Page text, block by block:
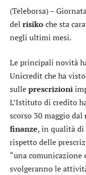
(Teleborsa) –
del risiko che sta
negli ultimi mesi.
Le principali novità
Unicreditche ha
sulleprescrizioni
L’Istituto di credito
scorso 30 maggio dal
finanze, in qualità
rispetto delle
“una
svolgeranno le